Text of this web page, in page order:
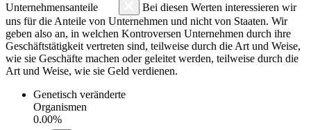
Unternehmensanteile
Bei diesen Werten interessieren wir
uns für die Anteile von Unternehmen und nicht von Staaten. Wir
geben also an, in welchen Kontroversen Unternehmen durch ihre
Geschäftstätigkeit vertreten sind, teilweise durch die Art und Weise,
wie sie Geschäfte machen oder geleitet werden, teilweise durch die
Art und Weise, wie sie Geld verdienen.
Genetisch veränderte
Organismen
0.00%